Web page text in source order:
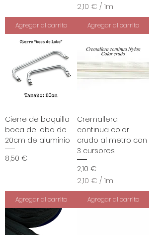
Agregar al carrito
2,10 € /1m
2
1
€
p
o
t
r
o
s
Agregar al carrito
Cierre de boquilla -
boca de lobo de
20cm de aluminio
Precio
8,50 €
Agregar al carrito
Cremallera
continua color
crudo al metro con
3 cursores
Precio
2,10 €
2,10 € /1m
2
1
Agregar al carrito